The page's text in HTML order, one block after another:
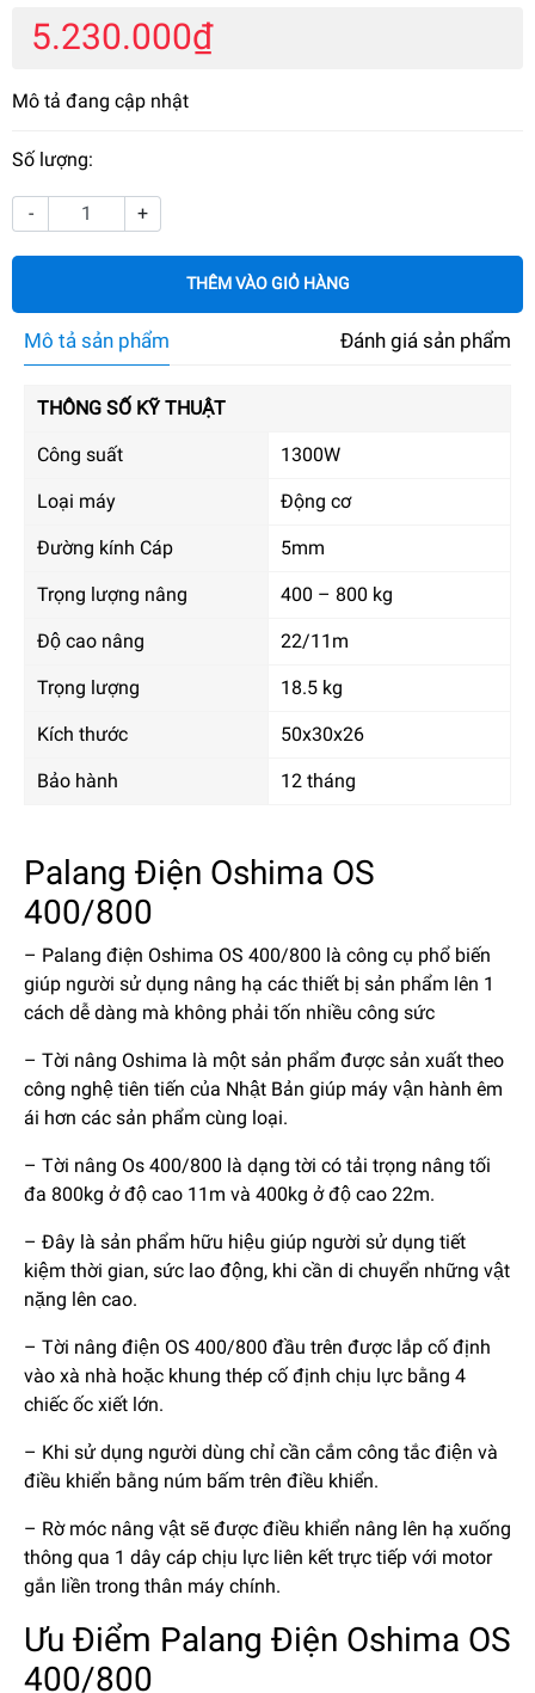
5.230.000₫
Mô tả đang cập nhật
Số lượng:
- +
THÊM VÀO GIỎ HÀNG
Mô tả sản phẩm Đánh giá sản phẩm
THÔNG SỐ KỸ THUẬT
Công suất 1300W
Loại máy Động cơ
Đường kính Cáp 5mm
Trọng lượng nâng 400 – 800 kg
Độ cao nâng 22/11m
Trọng lượng 18.5 kg
Kích thước 50x30x26
Bảo hành 12 tháng
Palang Điện Oshima OS
400/800
– Palang điện Oshima OS 400/800 là công cụ phổ biến
giúp người sử dụng nâng hạ các thiết bị sản phẩm lên 1
cách dễ dàng mà không phải tốn nhiều công sức
– Tời nâng Oshima là một sản phẩm được sản xuất theo
công nghệ tiên tiến của Nhật Bản giúp máy vận hành êm
ái hơn các sản phẩm cùng loại.
– Tời nâng Os 400/800 là dạng tời có tải trọng nâng tối
đa 800kg ở độ cao 11m và 400kg ở độ cao 22m.
– Đây là sản phẩm hữu hiệu giúp người sử dụng tiết
kiệm thời gian, sức lao động, khi cần di chuyển những vật
nặng lên cao.
– Tời nâng điện OS 400/800 đầu trên được lắp cố định
vào xà nhà hoặc khung thép cố định chịu lực bằng 4
chiếc ốc xiết lớn.
– Khi sử dụng người dùng chỉ cần cắm công tắc điện và
điều khiển bằng núm bấm trên điều khiển.
– Rờ móc nâng vật sẽ được điều khiển nâng lên hạ xuống
thông qua 1 dây cáp chịu lực liên kết trực tiếp với motor
gắn liền trong thân máy chính.
Ưu Điểm Palang Điện Oshima OS
400/800